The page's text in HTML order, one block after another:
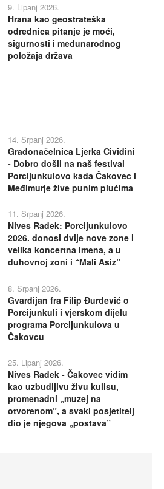
9. Lipanj 2026.
Hrana kao geostrateška
odrednica pitanje je moći,
sigurnosti i međunarodnog
položaja država
14. Srpanj 2026.
Gradonačelnica Ljerka Cividini
- Dobro došli na naš festival
Porcijunkulovo kada Čakovec i
Međimurje žive punim plućima
11. Srpanj 2026.
Nives Radek: Porcijunkulovo
2026. donosi dvije nove zone i
velika koncertna imena, a u
duhovnoj zoni i “Mali Asiz”
8. Srpanj 2026.
Gvardijan fra Filip Đurđević o
Porcijunkuli i vjerskom dijelu
programa Porcijunkulova u
Čakovcu
25. Lipanj 2026.
Nives Radek - Čakovec vidim
kao uzbudljivu živu kulisu,
promenadni „muzej na
otvorenom”, a svaki posjetitelj
dio je njegova „postava”